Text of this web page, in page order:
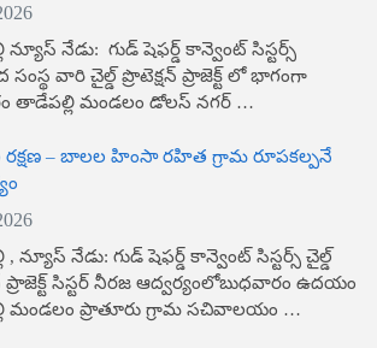
న్యూస్ నేడు: గుడ్ షెఫర్డ్ కాన్వెంట్ సిస్టర్స్
సంస్థ వారి చైల్డ్ ప్రొటెక్షన్ ప్రాజెక్ట్ లో భాగంగా
తాడేపల్లి మండలం డోలస్ నగర్ …
– బాలల హింసా రహిత గ్రామ రూపకల్పనే
న్యూస్​ నేడు: గుడ్ షెఫర్డ్ కాన్వెంట్ సిస్టర్స్ చైల్డ్
ప్రాజెక్ట్ సిస్టర్ నీరజ ఆద్వర్యంలోబుధవారం ఉదయం
మండలం ప్రాతూరు గ్రామ సచివాలయం …